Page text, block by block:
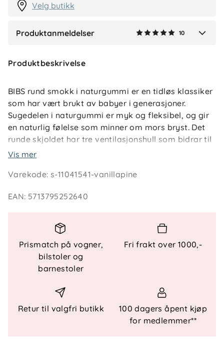
Velg butikk
Produktanmeldelser 10
Produktbeskrivelse
BIBS rund smokk i naturgummi er en tidløs klassiker
som har vært brukt av babyer i generasjoner.
Sugedelen i naturgummi er myk og fleksibel, og gir
en naturlig følelse som minner om mors bryst. Det
runde skjoldet har tre ventilasjonshull som bidrar til
god lufting rundt munnen og reduserer risikoen for
materialer og er utviklet og produsert i Danmark i
Nøkkelfunksjoner
Rund sugedel i naturgummi: Myk, fleksibel og
lett å akseptere
Skånsomt skjold
Lett og ventilert
: Med luftkanaler for god
Trygge materialer: 100 % BPA-frie og
Vis mer
Varekode:s-11041541-vanillapine
EAN: 5713795252640
Prismatch på vogner,
bilstoler og
barnestoler
Fri frakt over 1000,-
Retur til valgfri butikk
100 dagers åpent kjøp
for medlemmer**